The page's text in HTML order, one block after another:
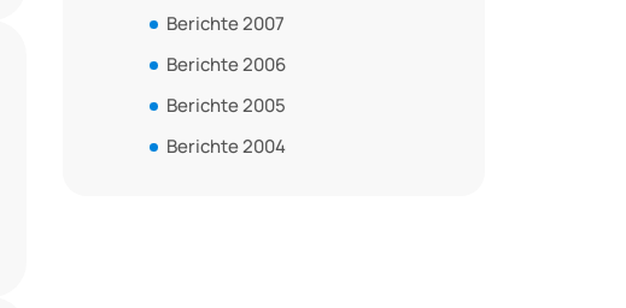
Berichte 2007
Berichte 2006
Berichte 2005
Berichte 2004